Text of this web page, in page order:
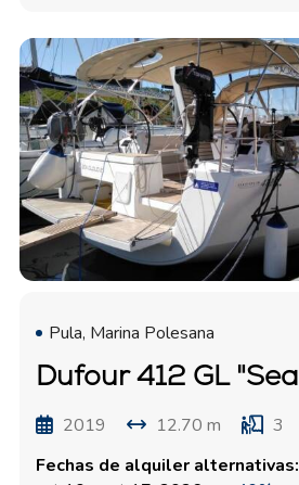
Pula, Marina Polesana
Dufour 412 GL
2019 12.70 m 3
Fechas de alquiler alternativas: